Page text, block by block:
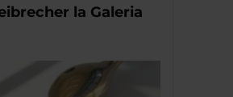
la Galeria